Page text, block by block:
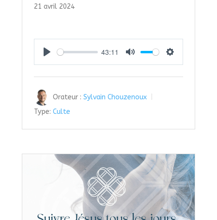
21 avril 2024
43:11
Orateur : Sylvain Chouzenoux
Type: Culte